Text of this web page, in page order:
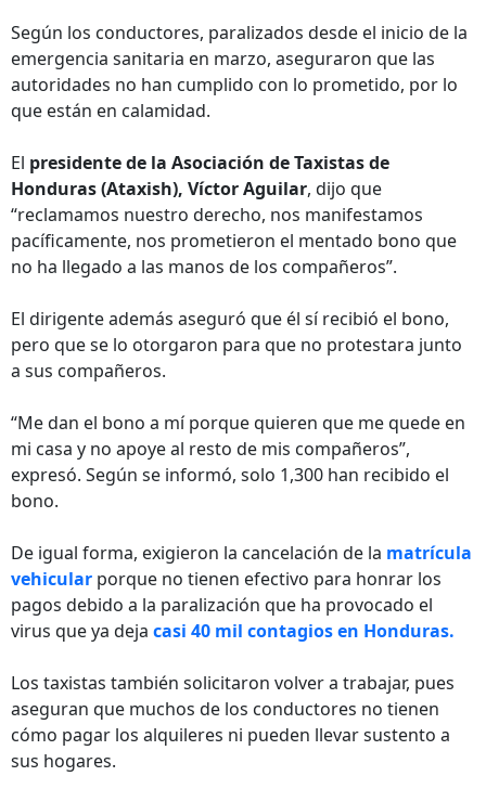
Según los conductores, paralizados desde el inicio de la
emergencia sanitaria en marzo, aseguraron que las
autoridades no han cumplido con lo prometido, por lo
que están en calamidad.
El presidente de la Asociación de Taxistas de
Honduras (Ataxish), Víctor Aguilar, dijo que
“reclamamos nuestro derecho, nos manifestamos
pacíficamente, nos prometieron el mentado bono que
no ha llegado a las manos de los compañeros”.
El dirigente además aseguró que él sí recibió el bono,
pero que se lo otorgaron para que no protestara junto
a sus compañeros.
“Me dan el bono a mí porque quieren que me quede en
mi casa y no apoye al resto de mis compañeros”,
expresó. Según se informó, solo 1,300 han recibido el
bono.
De igual forma, exigieron la cancelación de la matrícula
vehicular porque no tienen efectivo para honrar los
pagos debido a la paralización que ha provocado el
virus que ya deja casi 40 mil contagios en Honduras.
Los taxistas también solicitaron volver a trabajar, pues
aseguran que muchos de los conductores no tienen
cómo pagar los alquileres ni pueden llevar sustento a
sus hogares.